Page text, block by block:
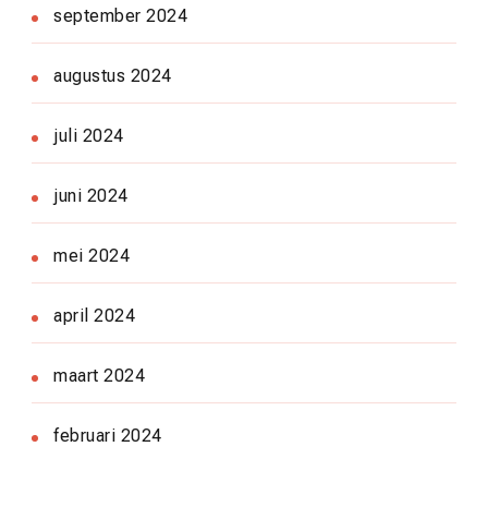
september 2024
augustus 2024
juli 2024
juni 2024
mei 2024
april 2024
maart 2024
februari 2024